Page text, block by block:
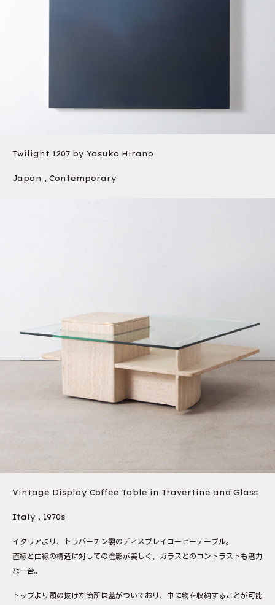
Twilight 1207 by Yasuko Hirano
Japan , Contemporary
Vintage Display Coffee Table in Travertine and Glass
Italy , 1970s
イタリアより、トラバーチン製のディスプレイコーヒーテーブル。
直線と曲線の構造に対しての陰影が美しく、ガラスとのコントラストも魅力
な一台。
トップより頭の抜けた箇所は蓋がついており、中に物を収納することが可能